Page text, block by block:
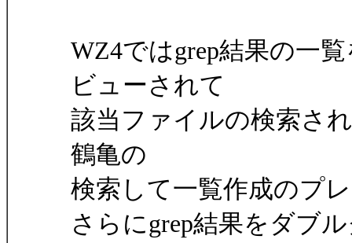
WZ4ではgrep結果の一
ビューされて
該当ファイルの検索さ
鶴亀の
検索して一覧作成のプ
さらにgrep結果をダブ